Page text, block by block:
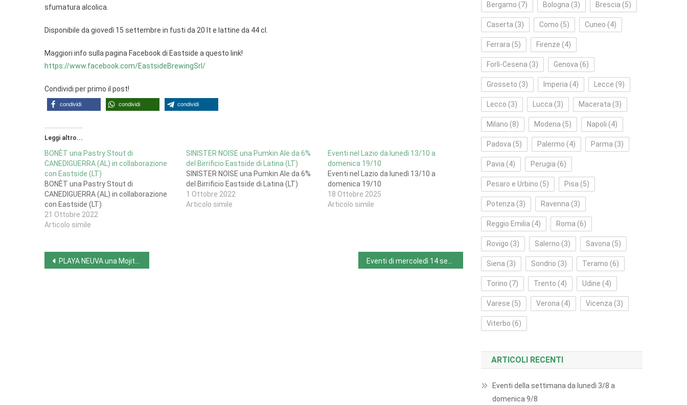
sfumatura alcolica.
Disponibile da giovedì 15 settembre in fusti da 20 lt e lattine da 44 cl.
Maggiori info sulla pagina Facebook di Eastside a questo link!
https://www.facebook.com/EastsideBrewingSrl/
Condividi per primo il post!
condividi condividi condividi
Leggi altro...
BONÈT una Pastry Stout di
CANEDIGUERRA (AL) in collaborazione
con Eastside (LT)
BONÈT una Pastry Stout di
CANEDIGUERRA (AL) in collaborazione
con Eastside (LT)
21 Ottobre 2022
Articolo simile
SINISTER NOISE una Pumkin Ale da 6%
del Birrificio Eastside di Latina (LT)
SINISTER NOISE una Pumkin Ale da 6%
del Birrificio Eastside di Latina (LT)
1 Ottobre 2022
Articolo simile
Eventi nel Lazio da lunedì 13/10 a
domenica 19/10
Eventi nel Lazio da lunedì 13/10 a
domenica 19/10
18 Ottobre 2025
Articolo simile
Navigazione
PLAYA NEUVA una Mojito Sour da 5,0% del Birranova di Triggianello (BA)
Bergamo (7) Bologna (3) Brescia (5)
Caserta (3) Como (5) Cuneo (4)
Ferrara (5) Firenze (4)
Forlì‑Cesena (3) Genova (6)
Grosseto (3) Imperia (4) Lecce (9)
Lecco (3) Lucca (3) Macerata (3)
Milano (8) Modena (5) Napoli (4)
Padova (5) Palermo (4) Parma (3)
Pavia (4) Perugia (6)
Pesaro e Urbino (5) Pisa (5)
Potenza (3) Ravenna (3)
Reggio Emilia (4) Roma (6)
Rovigo (3) Salerno (3) Savona (5)
Siena (3) Sondrio (3) Teramo (6)
Torino (7) Trento (4) Udine (4)
Varese (5) Verona (4) Vicenza (3)
Viterbo (6)
ARTICOLI RECENTI
Eventi della settimana da lunedì 3/8 a
domenica 9/8